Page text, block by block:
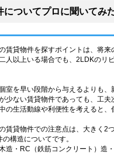
ついてプロに聞いてみ
賃貸物件を探すポイントは、将来
人以上いる場合でも、2LDKのリ
室を早い段階から与えるよりも
少ない賃貸物件であっても、工夫
の生活動線や利便性を考えると、
賃貸物件での注意点は、大きく2つ
構造についてです。
造・RC（鉄筋コンクリート）造